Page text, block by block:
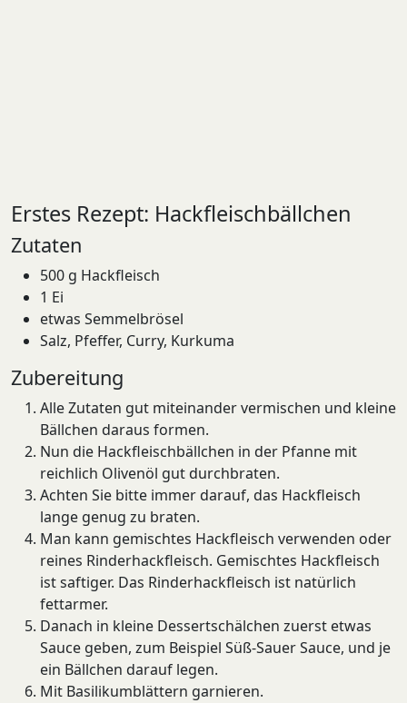
Erstes Rezept: Hackfleischbällchen
Zutaten
500 g Hackfleisch
1 Ei
etwas Semmelbrösel
Salz, Pfeffer, Curry, Kurkuma
Zubereitung
Alle Zutaten gut miteinander vermischen und kleine
Bällchen daraus formen.
Nun die Hackfleischbällchen in der Pfanne mit
reichlich Olivenöl gut durchbraten.
Achten Sie bitte immer darauf, das Hackfleisch
lange genug zu braten.
Man kann gemischtes Hackfleisch verwenden oder
reines Rinderhackfleisch. Gemischtes Hackfleisch
ist saftiger. Das Rinderhackfleisch ist natürlich
fettarmer.
Danach in kleine Dessertschälchen zuerst etwas
Sauce geben, zum Beispiel Süß-Sauer Sauce, und je
ein Bällchen darauf legen.
Mit Basilikumblättern garnieren.